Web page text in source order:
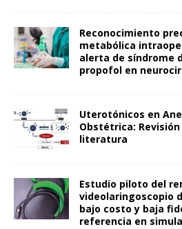
Reconocimiento
metabólica
alerta de síndrome
propofol en
Uterotónicos en
Obstétrica:
literatura
Estudio piloto del
videolaringoscopio
bajo costo y baja
referencia en